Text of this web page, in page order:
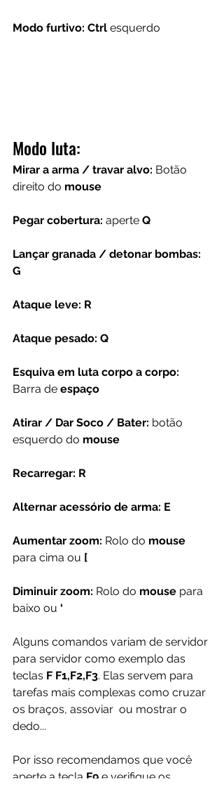
Modo furtivo: Ctrl esquerdo
Modo luta:
Mirar a arma / travar alvo: Botão
direito do mouse
Pegar cobertura: aperte Q
Lançar granada / detonar bombas:
G
Ataque leve: R
Ataque pesado: Q
Esquiva em luta corpo a corpo:
Barra de espaço
Atirar / Dar Soco / Bater: botão
esquerdo do mouse
Recarregar: R
Alternar acessório de arma: E
Aumentar zoom: Rolo do mouse
para cima ou [
Diminuir zoom: Rolo do mouse para
baixo ou ‘
Alguns comandos variam de servidor
para servidor como exemplo das
teclas F F1,F2,F3. Elas servem para
tarefas mais complexas como cruzar
os braços, assoviar  ou mostrar o
dedo...
Por isso recomendamos que você
aperte a tecla F9 e verifique os